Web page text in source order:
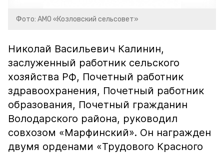
Фото: АМО «Козловский сельсовет»
Николай Васильевич Калинин,
заслуженный работник сельского
хозяйства РФ, Почетный работник
здравоохранения, Почетный работник
образования, Почетный гражданин
Володарского района, руководил
совхозом «Марфинский». Он награжден
двумя орденами «Трудового Красного